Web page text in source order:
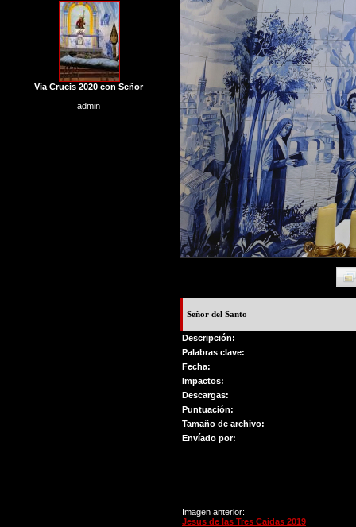
Via Crucis 2020 con Señor
admin
Señor del Santo
Descripción:
Palabras clave:
Fecha:
Impactos:
Descargas:
Puntuación:
Tamaño de archivo:
Envíado por:
Imagen anterior:
Jesus de las Tres Caidas 2019